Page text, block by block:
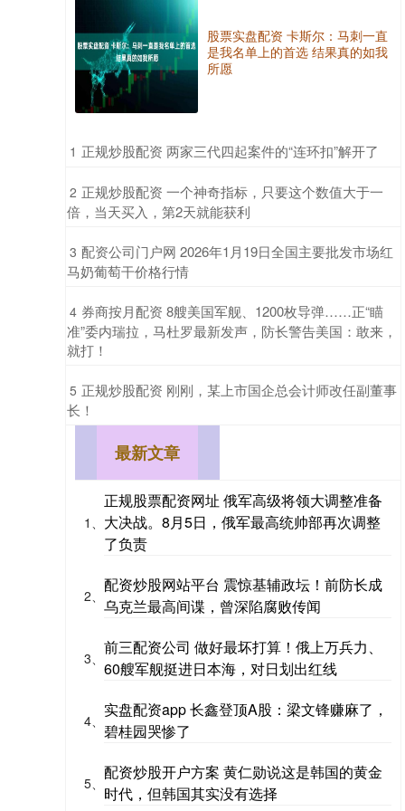
股票实盘配资 卡斯尔：马刺一直
是我名单上的首选 结果真的如我
所愿
1 ​正规炒股配资 两家三代四起案件的“连环扣”解开了
2 ​正规炒股配资 一个神奇指标，只要这个数值大于一
倍，当天买入，第2天就能获利
3 ​配资公司门户网 2026年1月19日全国主要批发市场红
马奶葡萄干价格行情
4 ​券商按月配资 8艘美国军舰、1200枚导弹……正“瞄
准”委内瑞拉，马杜罗最新发声，防长警告美国：敢来，
就打！
5 ​正规炒股配资 刚刚，某上市国企总会计师改任副董事
长！
最新文章
1、
正规股票配资网址 俄军高级将领大调整准备
大决战。8月5日，俄军最高统帅部再次调整
了负责
2、
配资炒股网站平台 震惊基辅政坛！前防长成
乌克兰最高间谍，曾深陷腐败传闻
3、
前三配资公司 做好最坏打算！俄上万兵力、
60艘军舰挺进日本海，对日划出红线
4、
实盘配资app 长鑫登顶A股：梁文锋赚麻了，
碧桂园哭惨了
5、
配资炒股开户方案 黄仁勋说这是韩国的黄金
时代，但韩国其实没有选择